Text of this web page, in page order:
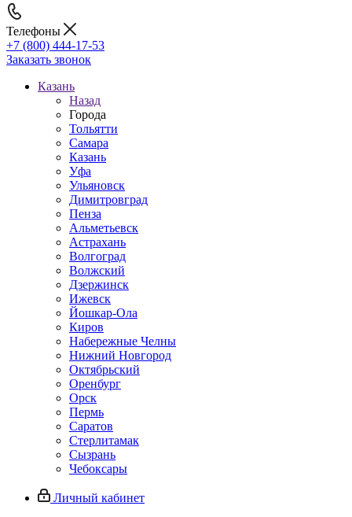
Телефоны
+7 (800) 444-17-53
Заказать звонок
Казань
Назад
Города
Тольятти
Самара
Казань
Уфа
Ульяновск
Димитровград
Пенза
Альметьевск
Астрахань
Волгоград
Волжский
Дзержинск
Ижевск
Йошкар-Ола
Киров
Набережные Челны
Нижний Новгород
Октябрьский
Оренбург
Орск
Пермь
Саратов
Стерлитамак
Сызрань
Чебоксары
Личный кабинет